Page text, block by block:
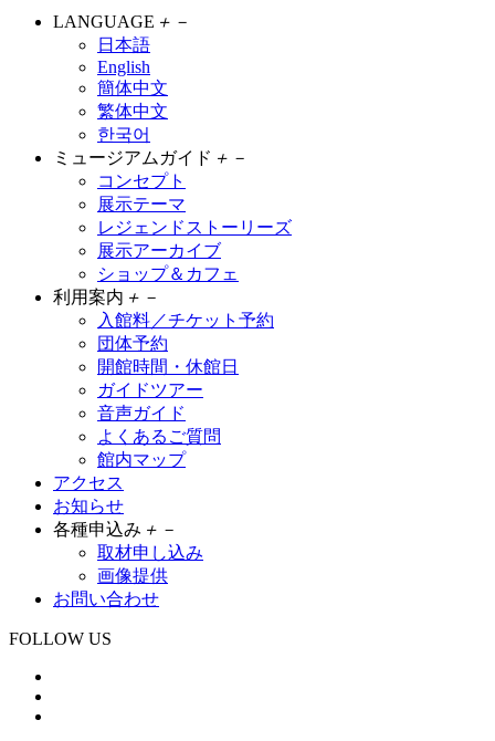
LANGUAGE ＋ －
日本語
English
簡体中文
繁体中文
한국어
ミュージアムガイド ＋ －
コンセプト
展示テーマ
レジェンドストーリーズ
展示アーカイブ
ショップ＆カフェ
利用案内 ＋ －
入館料／チケット予約
団体予約
開館時間・休館日
ガイドツアー
音声ガイド
よくあるご質問
館内マップ
アクセス
お知らせ
各種申込み ＋ －
取材申し込み
画像提供
お問い合わせ
FOLLOW US